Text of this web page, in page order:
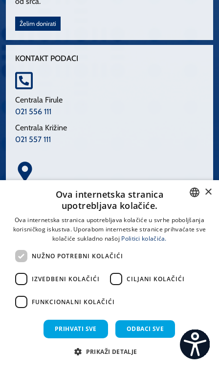
Želim donirati
KONTAKT PODACI
Centrala Firule
021 556 111
Centrala Križine
021 557 111
Spinčićeva 1, 21000 Split
LINKOVI
Uvjeti korištenja
CROATIAN
×
Ova internetska stranica
upotrebljava kolačiće.
Ova internetska stranica upotrebljava kolačiće u svrhe poboljšanja
korisničkog iskustva. Uporabom internetske stranice prihvaćate sve
kolačiće sukladno našoj Politici kolačića.
NUŽNO POTREBNI KOLAČIĆI
IZVEDBENI KOLAČIĆI CILJANI KOLAČIĆI
FUNKCIONALNI KOLAČIĆI
PRIHVATI SVE ODBACI SVE
PRIKAŽI DETALJE